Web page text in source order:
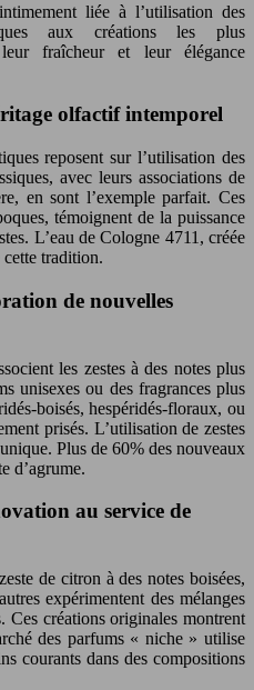
liée à l’utilisation des
aux créations les plus
fraîcheur et leur élégance
olfactif intemporel
reposent sur l’utilisation des
avec leurs associations de
en sont l’exemple parfait. Ces
témoignent de la puissance
L’eau de Cologne 4711, créée
tradition.
de nouvelles
les zestes à des notes plus
unisexes ou des fragrances plus
boisés, hespéridés-floraux, ou
prisés. L’utilisation de zestes
Plus de 60% des nouveaux
d’agrume.
au service de
de citron à des notes boisées,
expérimentent des mélanges
Ces créations originales montrent
des parfums « niche » utilise
courants dans des compositions